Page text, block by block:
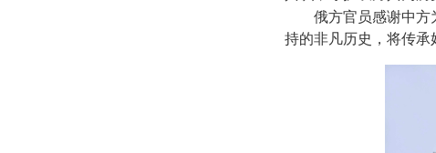
俄方官员感谢中方
持的非凡历史，将传承